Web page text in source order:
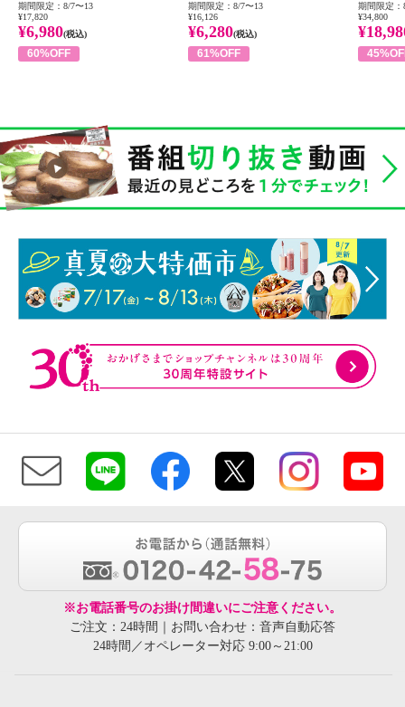
期間限定：8/7〜13
¥17,820
¥6,980(税込)
60%OFF
期間限定：8/7〜13
¥16,126
¥6,280(税込)
61%OFF
期間限定：
¥34,800
※お電話番号のお掛け間違いにご注意ください。
ご注文：24時間｜お問い合わせ：音声自動応答
24時間／オペレーター対応 9:00～21:00